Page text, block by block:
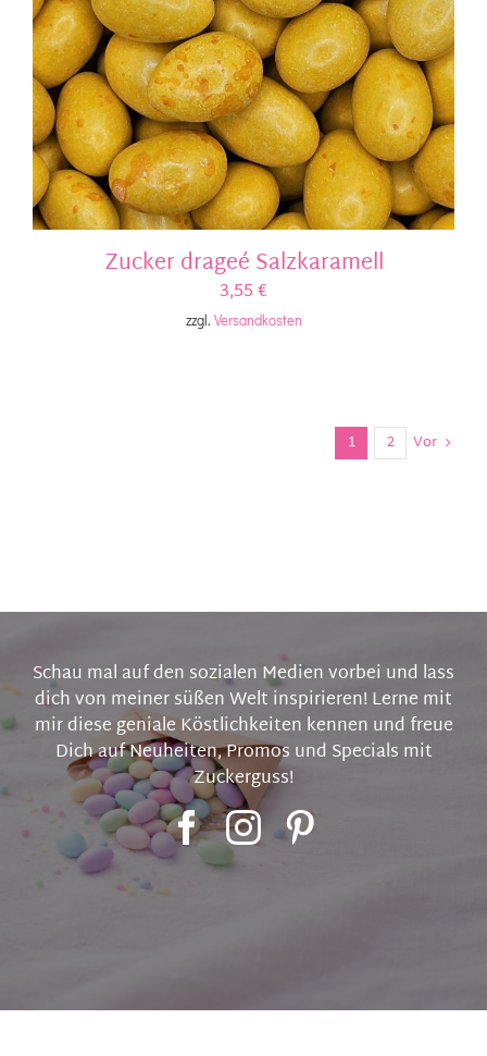
Zucker drageé Salzkaramell
3,55€
zzgl. Versandkosten
1 2 Vor
Schau mal auf den sozialen Medien vorbei und lass
dich von meiner süßen Welt inspirieren! Lerne mit
mir diese geniale Köstlichkeiten kennen und freue
Dich auf Neuheiten, Promos und Specials mit
Zuckerguss!